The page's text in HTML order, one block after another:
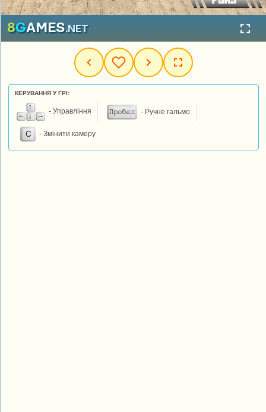
КЕРУВАННЯ У ГРІ:
- Управління - Ручне гальмо
- Змінити камеру